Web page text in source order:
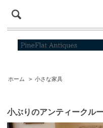
ホーム > 小さな家具
小ぶりのアンティークル